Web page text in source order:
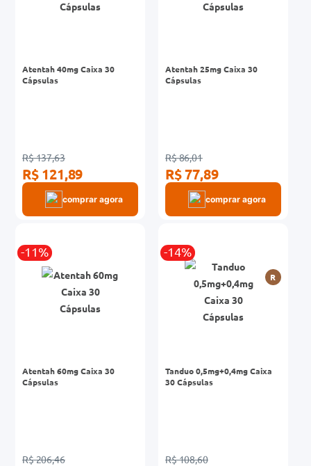
Atentah 40mg Caixa 30
Cápsulas
R$ 137,63
R$ 121,89
comprar agora
Atentah 25mg Caixa 30
Cápsulas
R$ 86,01
R$ 77,89
comprar agora
-11%
Atentah 60mg Caixa 30
Cápsulas
R$ 206,46
-14%
R
Tanduo 0,5mg+0,4mg Caixa
30 Cápsulas
R$ 108,60